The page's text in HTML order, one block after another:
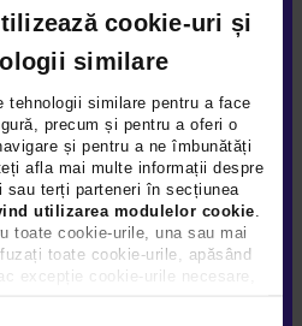
cookie-uri și
similare
tehnologii similare pentru a face
precum și pentru a oferi o
și pentru a ne îmbunătăți
afla mai multe informații despre
sau terți parteneri în secțiunea
utilizarea modulelor cookie.
toate cookie-urile, una sau mai
toate cookie-urile, apăsând
excepție cookie-urile necesare,